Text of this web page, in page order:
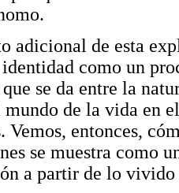
adicional de esta
como un
se da entre la
de la vida en
Vemos, entonces,
se muestra como
a partir de lo